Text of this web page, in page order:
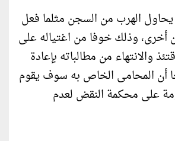
يحاول الهرب من السجن مثلما فعل
وذلك خوفا من اغتياله على
والانتهاء من مطالباته بإعادة
أن المحامى الخاص به سوف يقوم
على محكمة النقض لعدم